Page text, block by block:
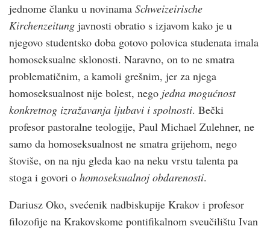
jednome članku u novinama Schweizeirische
Kirchenzeitung javnosti obratio s izjavom kako je u
njegovo studentsko doba gotovo polovica studenata imala
homoseksualne sklonosti. Naravno, on to ne smatra
problematičnim, a kamoli grešnim, jer za njega
homoseksualnost nije bolest, nego jedna mogućnost
konkretnog izražavanja ljubavi i spolnosti. Bečki
profesor pastoralne teologije, Paul Michael Zulehner, ne
samo da homoseksualnost ne smatra grijehom, nego
štoviše, on na nju gleda kao na neku vrstu talenta pa
stoga i govori o homoseksualnoj obdarenosti.
Dariusz Oko, svećenik nadbiskupije Krakov i profesor
filozofije na Krakovskome pontifikalnom sveučilištu Ivan